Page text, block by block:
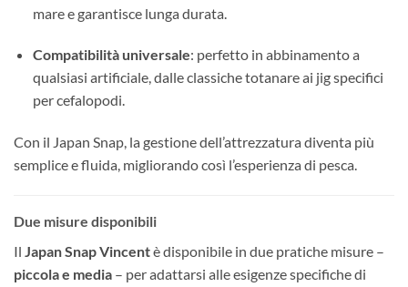
mare e garantisce lunga durata.
Compatibilità universale: perfetto in abbinamento a
qualsiasi artificiale, dalle classiche totanare ai jig specifici
per cefalopodi.
Con il Japan Snap, la gestione dell’attrezzatura diventa più
semplice e fluida, migliorando così l’esperienza di pesca.
Due misure disponibili
Il Japan Snap Vincentè disponibile in due pratiche misure –
piccola e media – per adattarsi alle esigenze specifiche di